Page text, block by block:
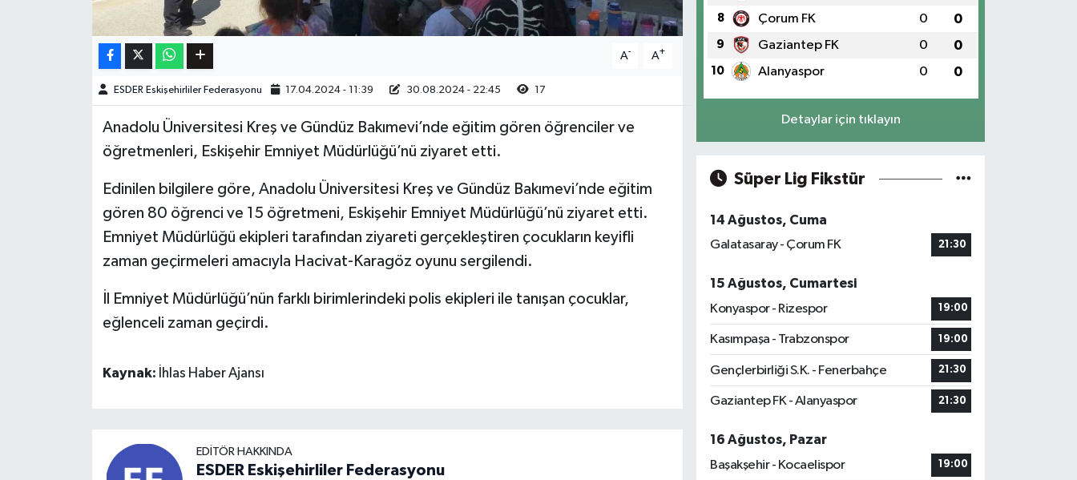
A- A+
ESDER Eskişehirliler Federasyonu 17.04.2024 - 11:39 30.08.2024 - 22:45 17
Anadolu Üniversitesi Kreş ve Gündüz Bakımevi’nde eğitim gören öğrenciler ve
öğretmenleri, Eskişehir Emniyet Müdürlüğü’nü ziyaret etti.
Edinilen bilgilere göre, Anadolu Üniversitesi Kreş ve Gündüz Bakımevi’nde eğitim
gören 80 öğrenci ve 15 öğretmeni, Eskişehir Emniyet Müdürlüğü’nü ziyaret etti.
Emniyet Müdürlüğü ekipleri tarafından ziyareti gerçekleştiren çocukların keyifli
zaman geçirmeleri amacıyla Hacivat-Karagöz oyunu sergilendi.
İl Emniyet Müdürlüğü’nün farklı birimlerindeki polis ekipleri ile tanışan çocuklar,
eğlenceli zaman geçirdi.
Kaynak: İhlas Haber Ajansı
EDITÖR HAKKINDA
ESDER Eskişehirliler Federasyonu
8 Çorum FK 0 0
9 Gaziantep FK 0 0
10 Alanyaspor 0 0
Detaylar için tıklayın
Süper Lig Fikstür
14 Ağustos, Cuma
Galatasaray - Çorum FK
21:30
15 Ağustos, Cumartesi
Konyaspor - Rizespor
19:00
Kasımpaşa - Trabzonspor 19:00
Gençlerbirliği S.K. - Fenerbahçe 21:30
Gaziantep FK - Alanyaspor 21:30
16 Ağustos, Pazar
Başakşehir - Kocaelispor
19:00